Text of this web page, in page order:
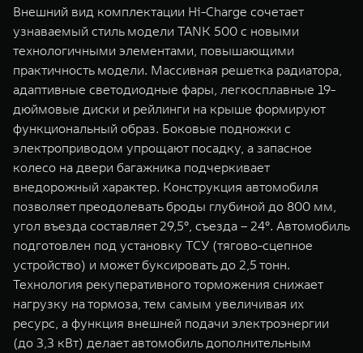
Внешний вид комплектации Hi-Charge сочетает
узнаваемый стиль модели TANK 500 с новыми
технологичными элементами, повышающими
практичность модели. Массивная решетка радиатора,
адаптивные светодиодные фары, легкосплавные 19-
дюймовые диски и рейлинги на крыше формируют
функциональный образ. Боковые подножки с
электроприводом упрощают посадку, а запасное
колесо на двери багажника подчеркивает
внедорожный характер. Конструкция автомобиля
позволяет преодолевать броды глубиной до 800 мм,
угол въезда составляет 29,5°, съезда – 24°. Автомобиль
подготовлен под установку ТСУ (тягово-сцепное
устройство) и может буксировать до 2,5 тонн.
Технология рекуперативного торможения снижает
нагрузку на тормоза, тем самым увеличивая их
ресурс, а функция внешней подачи электроэнергии
(до 3,3 кВт) делает автомобиль дополнительным